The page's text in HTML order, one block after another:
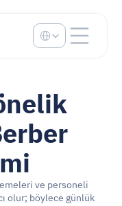
ve personeli
olur; böylece günlük
Select Language